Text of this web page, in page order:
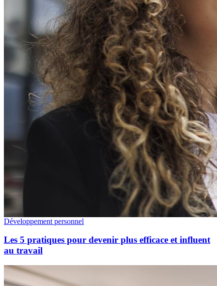
Développement personnel
Les 5 pratiques pour devenir plus efficace et influent
au travail